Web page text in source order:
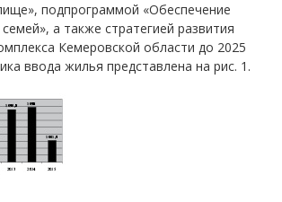
подпрограммой «Обеспечение
а также стратегией развития
Кемеровской области до 2025
ввода жилья представлена на рис. 1.